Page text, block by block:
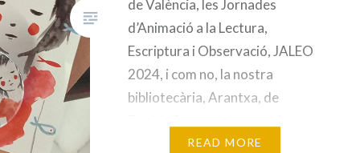
de València, les Jornades
d’Animació a la Lectura,
Escriptura i Observació, JALEO
2024, i com no, la nostra
bibliotecària, Arantxa, de
en aquest acte de reunió entre
READ MORE